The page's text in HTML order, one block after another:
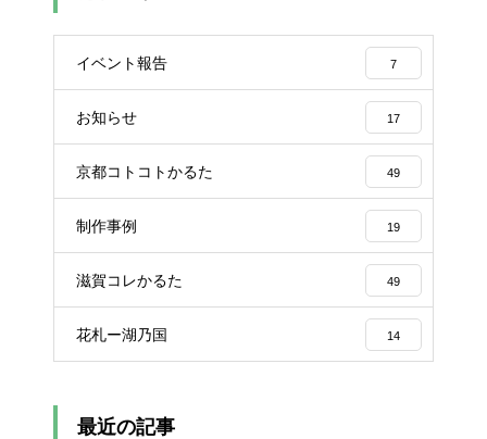
イベント報告 7
お知らせ 17
京都コトコトかるた 49
制作事例 19
滋賀コレかるた 49
花札ー湖乃国 14
最近の記事